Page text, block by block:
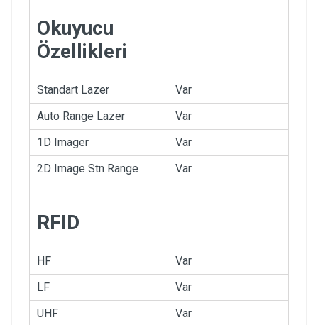
Okuyucu
Özellikleri
Standart Lazer
Var
Auto Range Lazer
Var
1D Imager
Var
2D Image Stn Range
Var
RFID
HF
Var
LF
Var
UHF
Var